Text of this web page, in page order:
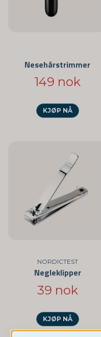
Nesehårstrimmer
149 nok
KJØP NÅ
NORDICTEST
Negleklipper
39 nok
KJØP NÅ